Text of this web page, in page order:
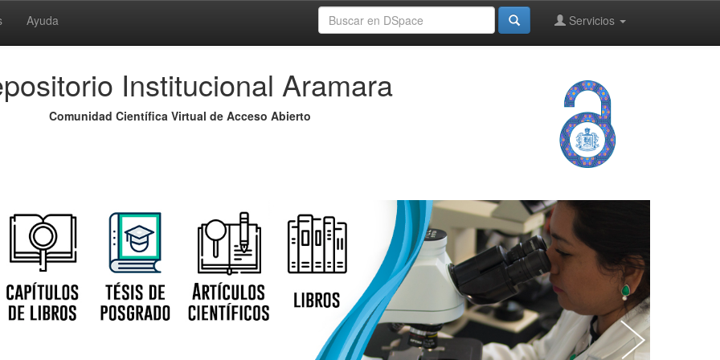
Ayuda Servicios
Institucional Aramara
Comunidad Científica Virtual de Acceso Abierto